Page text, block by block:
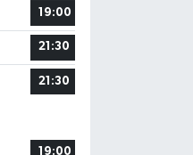
19:00
21:30
21:30
19:00